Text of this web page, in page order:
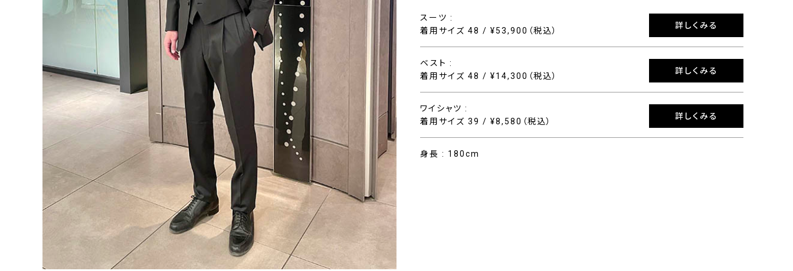
スーツ :
着用サイズ 48 / ¥53,900（税込）
詳しくみる
ベスト :
着用サイズ 48 / ¥14,300（税込）
詳しくみる
ワイシャツ :
着用サイズ 39 / ¥8,580（税込）
詳しくみる
身長 : 180cm